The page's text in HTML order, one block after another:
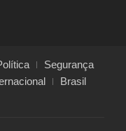
Segurança
Brasil